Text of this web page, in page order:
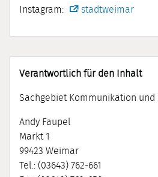
Instagram: stadtweimar
Verantwortlich für den Inhalt
Sachgebiet Kommunikation und
Andy Faupel
Markt 1
99423 Weimar
Tel.: (03643) 762-661